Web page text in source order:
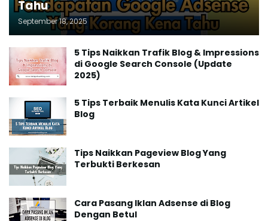
Tahu
September 18, 2025
5 Tips Naikkan Trafik Blog & Impressions
di Google Search Console (Update
2025)
5 Tips Terbaik Menulis Kata Kunci Artikel
Blog
Tips Naikkan Pageview Blog Yang
Terbukti Berkesan
Cara Pasang Iklan Adsense di Blog
Dengan Betul